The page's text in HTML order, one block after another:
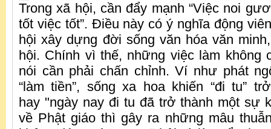
Trong xã hội, cần đẩy mạnh “Việc noi
tốt việc tốt”. Điều này có ý nghĩa động
hội xây dựng đời sống văn hóa văn
hội. Chính vì thế, những việc làm không
nói cần phải chấn chỉnh. Ví như phát
“làm tiền”, sống xa hoa khiến “đi tu”
hay "ngày nay đi tu đã trở thành một sự
về Phật giáo thì gây ra những mâu